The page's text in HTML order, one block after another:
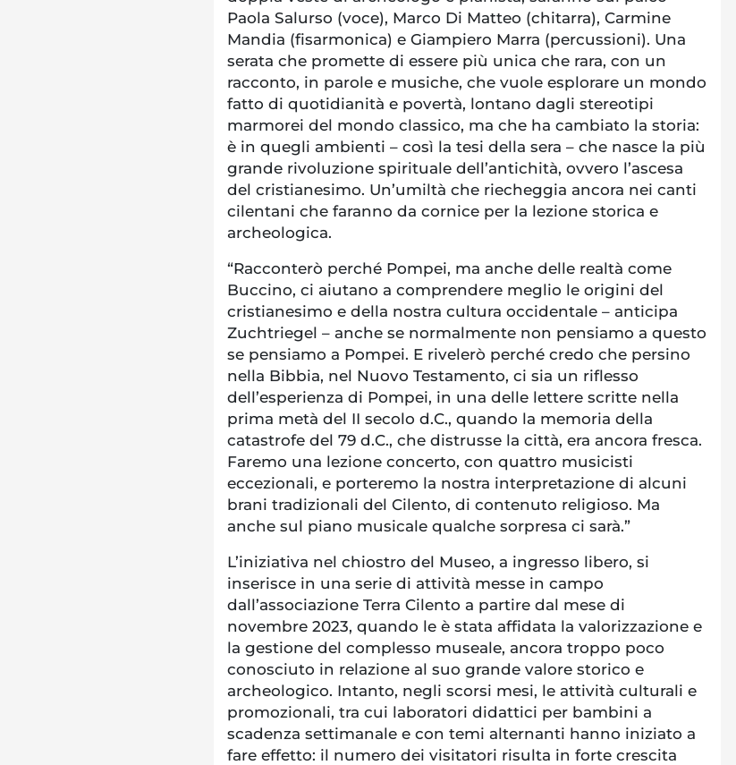
Paola Salurso (voce), Marco Di Matteo (chitarra), Carmine
Mandia (fisarmonica) e Giampiero Marra (percussioni). Una
serata che promette di essere più unica che rara, con un
racconto, in parole e musiche, che vuole esplorare un mondo
fatto di quotidianità e povertà, lontano dagli stereotipi
marmorei del mondo classico, ma che ha cambiato la storia:
è in quegli ambienti – così la tesi della sera – che nasce la più
grande rivoluzione spirituale dell’antichità, ovvero l’ascesa
del cristianesimo. Un’umiltà che riecheggia ancora nei canti
cilentani che faranno da cornice per la lezione storica e
archeologica.
“Racconterò perché Pompei, ma anche delle realtà come
Buccino, ci aiutano a comprendere meglio le origini del
cristianesimo e della nostra cultura occidentale – anticipa
Zuchtriegel – anche se normalmente non pensiamo a questo
se pensiamo a Pompei. E rivelerò perché credo che persino
nella Bibbia, nel Nuovo Testamento, ci sia un riflesso
dell’esperienza di Pompei, in una delle lettere scritte nella
prima metà del II secolo d.C., quando la memoria della
catastrofe del 79 d.C., che distrusse la città, era ancora fresca.
Faremo una lezione concerto, con quattro musicisti
eccezionali, e porteremo la nostra interpretazione di alcuni
brani tradizionali del Cilento, di contenuto religioso. Ma
anche sul piano musicale qualche sorpresa ci sarà.”
L’iniziativa nel chiostro del Museo, a ingresso libero, si
inserisce in una serie di attività messe in campo
dall’associazione Terra Cilento a partire dal mese di
novembre 2023, quando le è stata affidata la valorizzazione e
la gestione del complesso museale, ancora troppo poco
conosciuto in relazione al suo grande valore storico e
archeologico. Intanto, negli scorsi mesi, le attività culturali e
promozionali, tra cui laboratori didattici per bambini a
scadenza settimanale e con temi alternanti hanno iniziato a
fare effetto: il numero dei visitatori risulta in forte crescita